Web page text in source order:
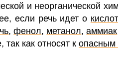
и неорганической
если речь идет о
,фенол, метанол,аммиак
как относят к опасным